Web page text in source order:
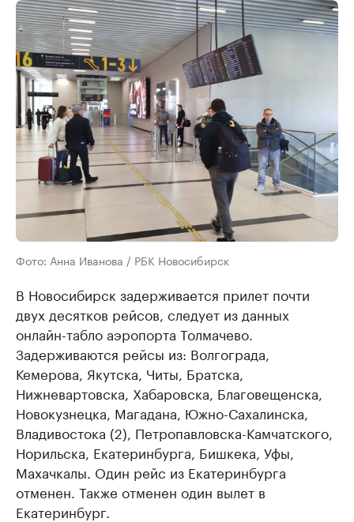
Фото: Анна Иванова / РБК Новосибирск
В Новосибирск задерживается прилет почти
двух десятков рейсов, следует из данных
онлайн-табло аэропорта Толмачево.
Задерживаются рейсы из: Волгограда,
Кемерова, Якутска, Читы, Братска,
Нижневартовска, Хабаровска, Благовещенска,
Новокузнецка, Магадана, Южно-Сахалинска,
Владивостока (2), Петропавловска-Камчатского,
Норильска, Екатеринбурга, Бишкека, Уфы,
Махачкалы. Один рейс из Екатеринбурга
отменен. Также отменен один вылет в
Екатеринбург.